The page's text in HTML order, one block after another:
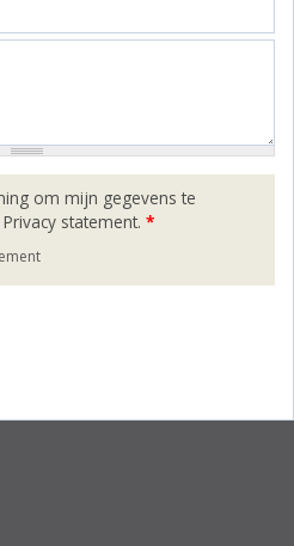
om mijn gegevens te
statement. *